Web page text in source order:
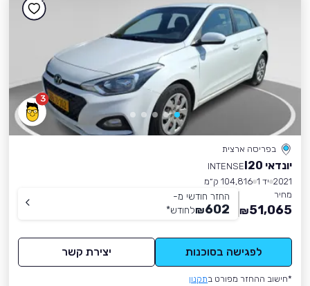
3
בפריסה ארצית
יונדאי I20
INTENSE
2021 יד 1
104,816 ק״מ
מחיר
51,065
₪
החזר חודשי מ-
602
₪לחודש*
לפגישה בסוכנות יצירת קשר
*חישוב ההחזר מפורט בתקנון